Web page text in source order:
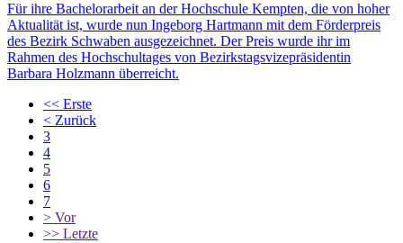
Für ihre Bachelorarbeit an der Hochschule Kempten, die von hoher
Aktualität ist, wurde nun Ingeborg Hartmann mit dem Förderpreis
des Bezirk Schwaben ausgezeichnet. Der Preis wurde ihr im
Rahmen des Hochschultages von Bezirkstagsvizepräsidentin
Barbara Holzmann überreicht.
<< Erste
< Zurück
3
4
5
6
7
> Vor
>> Letzte